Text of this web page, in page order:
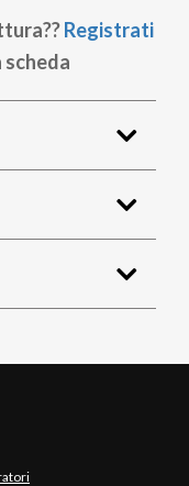
Registrati
scheda